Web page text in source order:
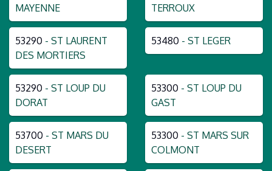
MAYENNE
TERROUX
53290 - ST LAURENT
DES MORTIERS
53480 - ST LEGER
53290 - ST LOUP DU
DORAT
53300 - ST LOUP DU
GAST
53700 - ST MARS DU
DESERT
53300 - ST MARS SUR
COLMONT